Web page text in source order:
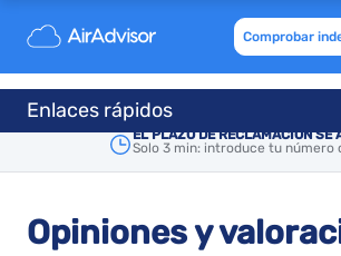
Comprobar
EL PLAZO DE RECLAMACIÓN SE
Solo 3 min: introduce tu número
Enlaces rápidos
Opiniones y